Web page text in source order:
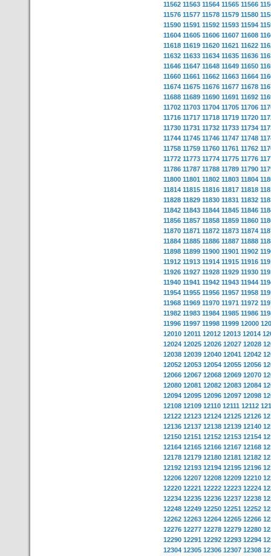
11562 11563 11564 11565 11566
11576 11577 11578 11579 11580
11590 11591 11592 11593 11594
11604 11605 11606 11607 11608
11618 11619 11620 11621 11622
11632 11633 11634 11635 11636
11646 11647 11648 11649 11650
11660 11661 11662 11663 11664
11674 11675 11676 11677 11678
11688 11689 11690 11691 11692
11702 11703 11704 11705 11706
11716 11717 11718 11719 11720
11730 11731 11732 11733 11734
11744 11745 11746 11747 11748
11758 11759 11760 11761 11762
11772 11773 11774 11775 11776
11786 11787 11788 11789 11790
11800 11801 11802 11803 11804
11814 11815 11816 11817 11818
11828 11829 11830 11831 11832
11842 11843 11844 11845 11846
11856 11857 11858 11859 11860
11870 11871 11872 11873 11874
11884 11885 11886 11887 11888
11898 11899 11900 11901 11902
11912 11913 11914 11915 11916
11926 11927 11928 11929 11930
11940 11941 11942 11943 11944
11954 11955 11956 11957 11958
11968 11969 11970 11971 11972
11982 11983 11984 11985 11986
11996 11997 11998 11999 12000
12010 12011 12012 12013 12014
12024 12025 12026 12027 12028
12038 12039 12040 12041 12042
12052 12053 12054 12055 12056
12066 12067 12068 12069 12070
12080 12081 12082 12083 12084
12094 12095 12096 12097 12098
12108 12109 12110 12111 12112
12122 12123 12124 12125 12126
12136 12137 12138 12139 12140
12150 12151 12152 12153 12154
12164 12165 12166 12167 12168
12178 12179 12180 12181 12182
12192 12193 12194 12195 12196
12206 12207 12208 12209 12210
12220 12221 12222 12223 12224
12234 12235 12236 12237 12238
12248 12249 12250 12251 12252
12262 12263 12264 12265 12266
12276 12277 12278 12279 12280
12290 12291 12292 12293 12294
12304 12305 12306 12307 12308